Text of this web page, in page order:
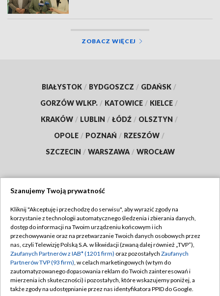
ZOBACZ WIĘCEJ
BIAŁYSTOK / BYDGOSZCZ / GDAŃSK /
GORZÓW WLKP. / KATOWICE / KIELCE /
KRAKÓW / LUBLIN / ŁÓDŹ / OLSZTYN /
OPOLE / POZNAŃ / RZESZÓW /
SZCZECIN / WARSZAWA / WROCŁAW
TVP
Abonament TVP
Emisja w TVP
Centrum informacji TVP
Naziemna Telewizja Cyfrowa
Regulamin TVP
Polityka prywatności
Moje zgody
Pomoc
Szanujemy Twoją prywatność
Kliknij "Akceptuję i przechodzę do serwisu", aby wyrazić zgody na
korzystanie z technologii automatycznego śledzenia i zbierania danych,
dostęp do informacji na Twoim urządzeniu końcowym i ich
przechowywanie oraz na przetwarzanie Twoich danych osobowych przez
nas, czyli Telewizję Polską S.A. w likwidacji (zwaną dalej również „TVP”),
Zaufanych Partnerów z IAB* (1201 firm) oraz pozostałych Zaufanych
Partnerów TVP (93 firm), w celach marketingowych (w tym do
zautomatyzowanego dopasowania reklam do Twoich zainteresowań i
mierzenia ich skuteczności) i pozostałych, które wskazujemy poniżej, a
także zgody na udostępnianie przez nas identyfikatora PPID do Google.